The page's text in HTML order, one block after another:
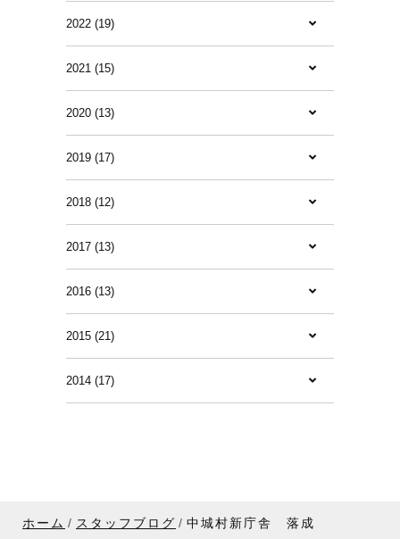
2022 (19)
2021 (15)
2020 (13)
2019 (17)
2018 (12)
2017 (13)
2016 (13)
2015 (21)
2014 (17)
ホーム スタッフブログ 中城村新庁舎 落成